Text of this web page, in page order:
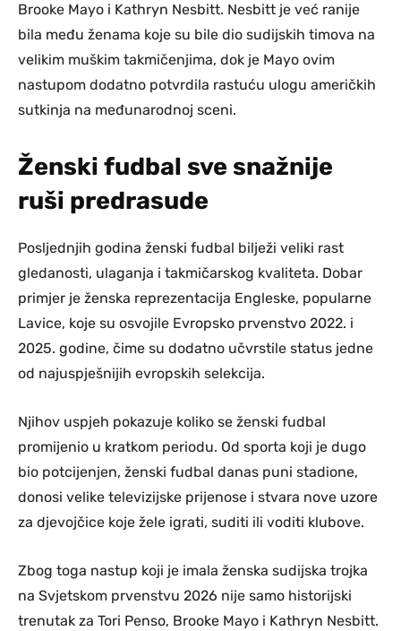
Brooke Mayo i Kathryn Nesbitt. Nesbitt je već ranije
bila među ženama koje su bile dio sudijskih timova na
velikim muškim takmičenjima, dok je Mayo ovim
nastupom dodatno potvrdila rastuću ulogu američkih
sutkinja na međunarodnoj sceni.
Ženski fudbal sve snažnije
ruši predrasude
Posljednjih godina ženski fudbal bilježi veliki rast
gledanosti, ulaganja i takmičarskog kvaliteta. Dobar
primjer je ženska reprezentacija Engleske, popularne
Lavice, koje su osvojile Evropsko prvenstvo 2022. i
2025. godine, čime su dodatno učvrstile status jedne
od najuspješnijih evropskih selekcija.
Njihov uspjeh pokazuje koliko se ženski fudbal
promijenio u kratkom periodu. Od sporta koji je dugo
bio potcijenjen, ženski fudbal danas puni stadione,
donosi velike televizijske prijenose i stvara nove uzore
za djevojčice koje žele igrati, suditi ili voditi klubove.
Zbog toga nastup koji je imala ženska sudijska trojka
na Svjetskom prvenstvu 2026 nije samo historijski
trenutak za Tori Penso, Brooke Mayo i Kathryn Nesbitt.